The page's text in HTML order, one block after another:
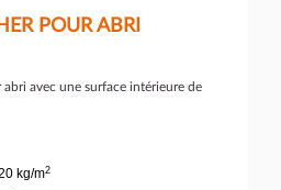
POUR ABRI
avec une surface intérieure de
kg/m2